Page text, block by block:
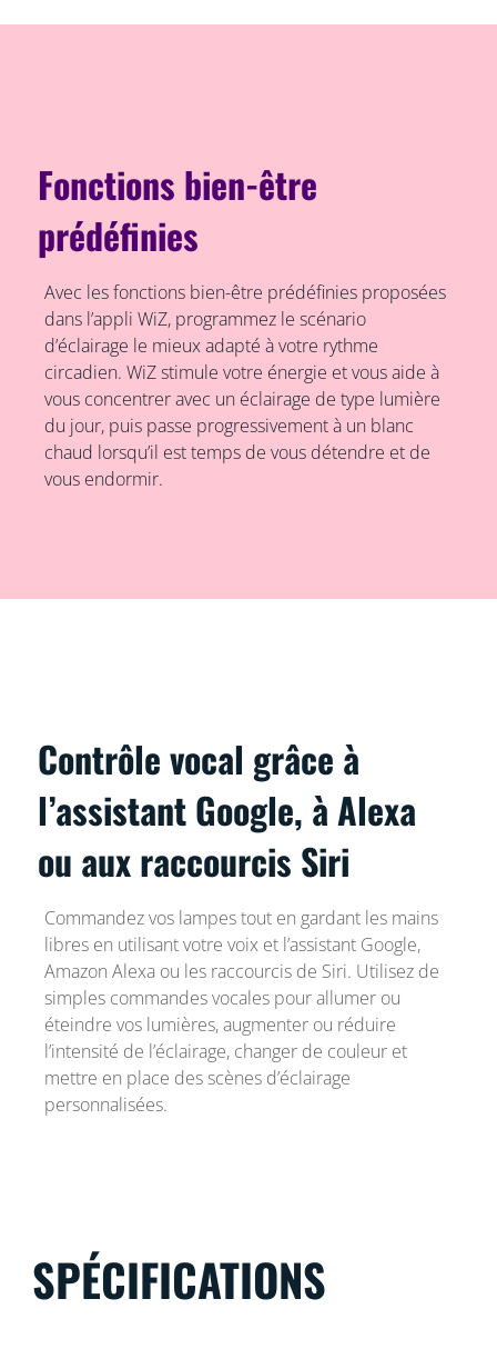
Fonctions bien-être
prédéfinies
Avec les fonctions bien-être prédéfinies proposées
dans l’appli WiZ, programmez le scénario
d’éclairage le mieux adapté à votre rythme
circadien. WiZ stimule votre énergie et vous aide à
vous concentrer avec un éclairage de type lumière
du jour, puis passe progressivement à un blanc
chaud lorsqu’il est temps de vous détendre et de
vous endormir.
Contrôle vocal grâce à
l’assistant Google, à Alexa
ou aux raccourcis Siri
Commandez vos lampes tout en gardant les mains
libres en utilisant votre voix et l’assistant Google,
Amazon Alexa ou les raccourcis de Siri. Utilisez de
simples commandes vocales pour allumer ou
éteindre vos lumières, augmenter ou réduire
l’intensité de l’éclairage, changer de couleur et
mettre en place des scènes d’éclairage
personnalisées.
SPÉCIFICATIONS